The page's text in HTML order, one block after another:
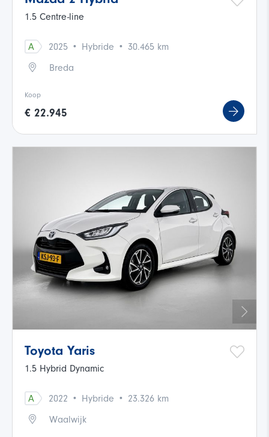
1.5 Centre-line
A 2025 · Hybride · 30.465 km
Breda
Koop
€ 22.945
Toyota Yaris
1.5 Hybrid Dynamic
A 2022 · Hybride · 23.326 km
Waalwijk